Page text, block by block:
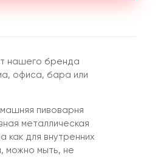
нашего бренда
офиса, бара или
пивоварня
металлическая
как для внутренних
можно мыть, не